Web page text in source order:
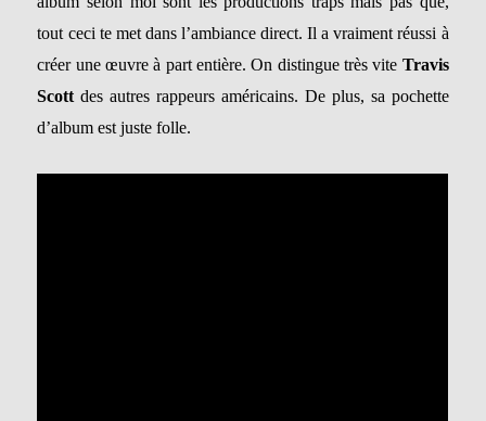
tout ceci te met dans l’ambiance direct. Il a vraiment réussi à
créer une œuvre à part entière. On distingue très vite Travis
Scott des autres rappeurs américains. De plus, sa pochette
d’album est juste folle.